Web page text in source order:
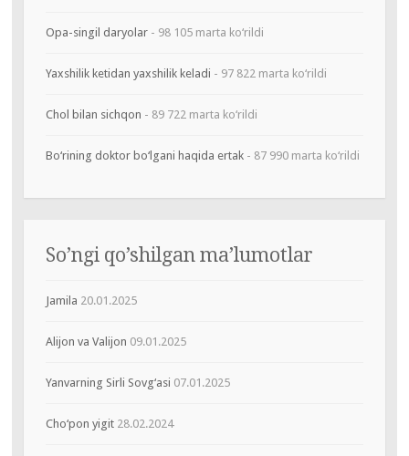
Opa-singil daryolar- 98 105 marta ko‘rildi
Yaxshilik ketidan yaxshilik keladi - 97 822 marta ko‘rildi
Chol bilan sichqon - 89 722 marta ko‘rildi
Bo‘rining doktor bo‘lgani haqida ertak- 87 990 marta ko‘rildi
So’ngi qo’shilgan ma’lumotlar
Jamila 20.01.2025
Alijon va Valijon 09.01.2025
Yanvarning Sirli Sovg‘asi 07.01.2025
Cho‘pon yigit 28.02.2024